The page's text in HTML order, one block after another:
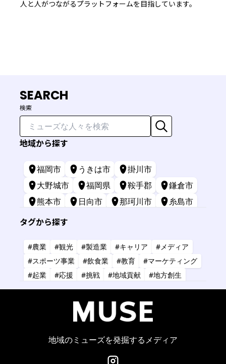
人と人がつながるプラットフォームを目指しています。
SEARCH
検索
地域から探す
福岡市 うきは市
掛川市
大野城市
福岡県 鞍手郡
鎌倉市
熊本市
日向市 那珂川市
糸島市
苅田町
タグから探す
#農業 #観光 #製造業 #キャリア
#メディア
#スポーツ事業
#飲食業 #教育
#マーケティング
#起業
#応援 #挑戦 #地域貢献
#地方創生
#共創
#健康 #アーティスト #金融
#IT
#タレント #コーチング
#コンサルタント
#商業施設 #小売業 #経営
地域のミューズを発掘するメディア